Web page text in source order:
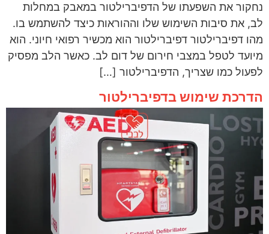
נחקור את השפעתו של הדפיברילטור במאבק במחלות
לב, את סיבות השימוש שלו וההוראות כיצד להשתמש בו.
מהו דפיברילטור דפיברילטור הוא מכשיר רפואי חיוני. הוא
מיועד לטפל במצבי חירום של דום לב. כאשר הלב מפסיק
לפעול כמו שצריך, הדפיברילטור […]
הדרכת שימוש בדפיברילטור